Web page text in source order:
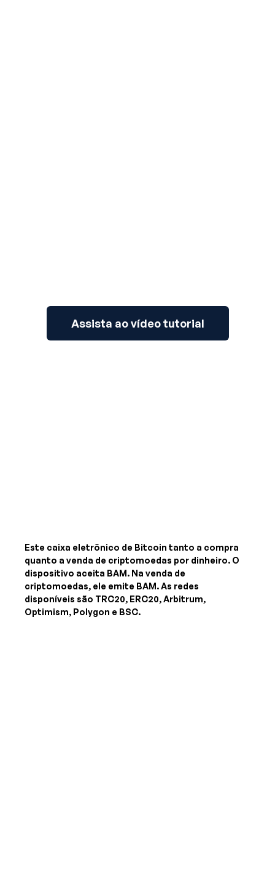
Assista ao vídeo tutorial
Este caixa eletrônico de Bitcoin tanto a compra
quanto a venda de criptomoedas por dinheiro. O
dispositivo aceita BAM. Na venda de
criptomoedas, ele emite BAM. As redes
disponíveis são TRC20, ERC20, Arbitrum,
Optimism, Polygon e BSC.